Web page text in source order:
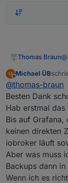
Thomas Braun@
Offline
Michael ÜB
@thomas-braun
Besten Dank
Hab erstmal
Bis auf Grafana,
keinen direkten
iobroker läuft
Aber was muss
Backups dann
Wenn ich es